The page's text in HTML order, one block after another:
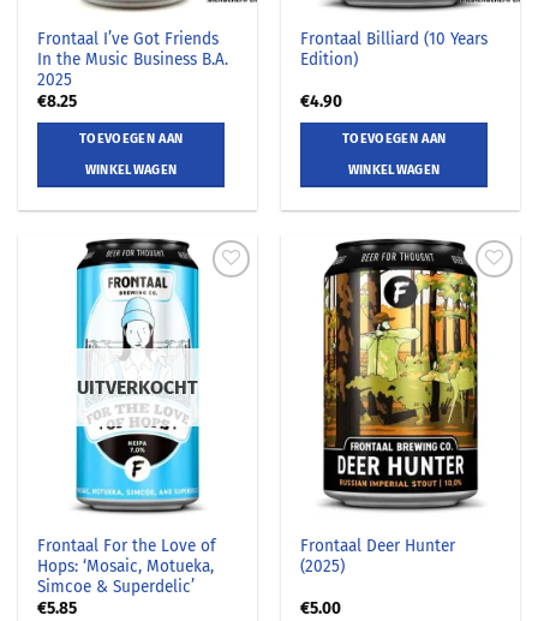
Frontaal I’ve Got Friends
In the Music Business B.A.
2025
€8.25
TOEVOEGEN AAN
WINKELWAGEN
Frontaal Billiard (10 Years
Edition)
€4.90
TOEVOEGEN AAN
WINKELWAGEN
UITVERKOCHT
Frontaal For the Love of
Hops: ‘Mosaic, Motueka,
Simcoe & Superdelic’
€5.85
Frontaal Deer Hunter
(2025)
€5.00